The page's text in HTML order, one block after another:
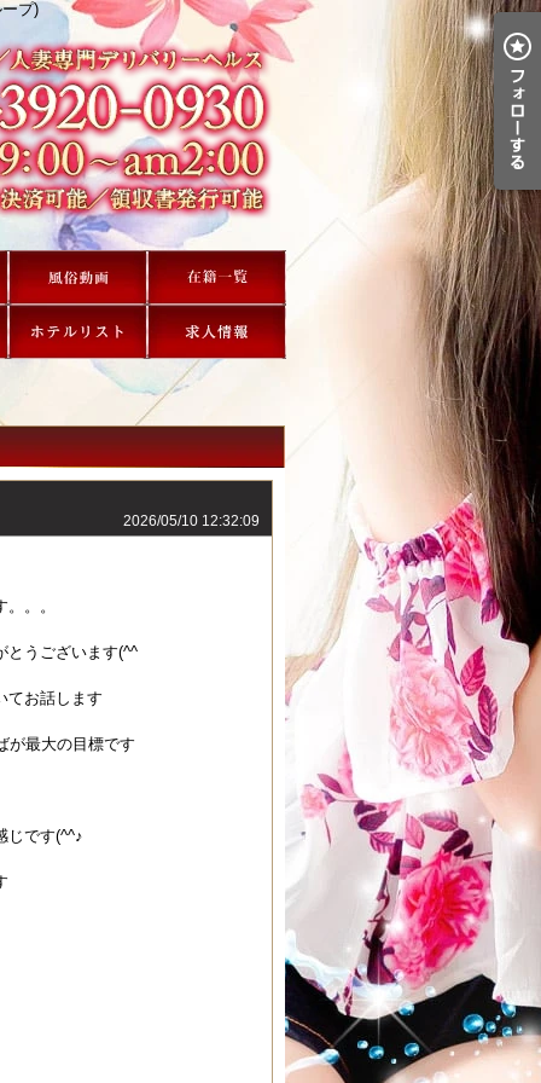
プ)
2026/05/10 12:32:09
。。
とうございます(^^
てお話します
が最大の目標です
じです(^^♪